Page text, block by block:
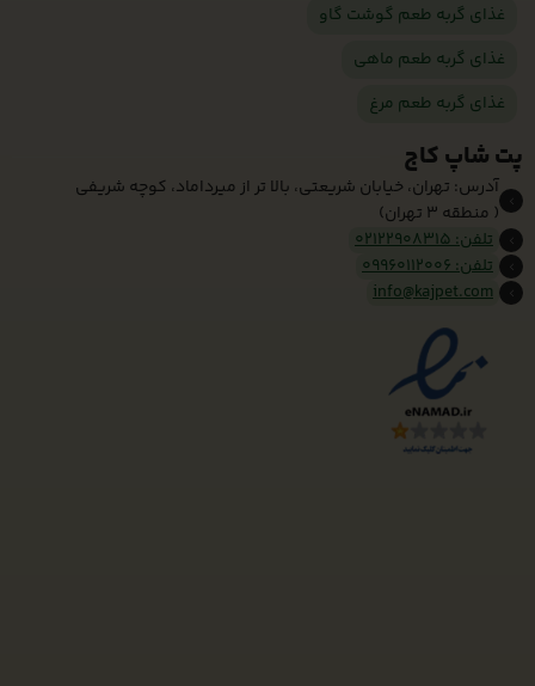
غذای گربه طعم گوشت گاو
غذای گربه طعم ماهی
غذای گربه طعم مرغ
پت شاپ کاج
آدرس: تهران، خیابان شریعتی، بالا تر از میرداماد، کوچه شریفی
( منطقه 3 تهران)
تلفن: 02122908315
تلفن: 09960112006
info@kajpet.com